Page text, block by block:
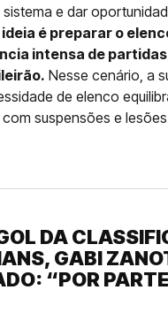
e dar
ideia é preparar o
intensa de partidas
Nesse cenário, a
de elenco
suspensões e
DA
GABI
“POR